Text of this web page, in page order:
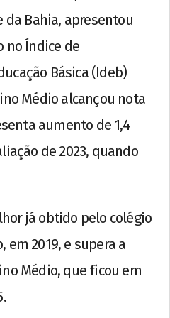
da Bahia, apresentou
no Índice de
Básica (Ideb)
Médio alcançou nota
aumento de 1,4
de 2023, quando
já obtido pelo colégio
em 2019, e supera a
Médio, que ficou em